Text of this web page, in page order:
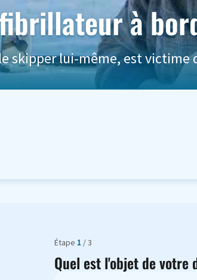
à
skipper lui-même, est
Étape1 / 3
Quel est l'objet de votre